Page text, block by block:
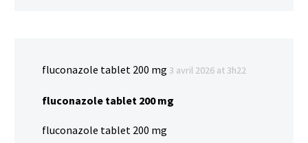
fluconazole tablet 200 mg 3 avril 2026 at 3h22
fluconazole tablet 200 mg
fluconazole tablet 200 mg